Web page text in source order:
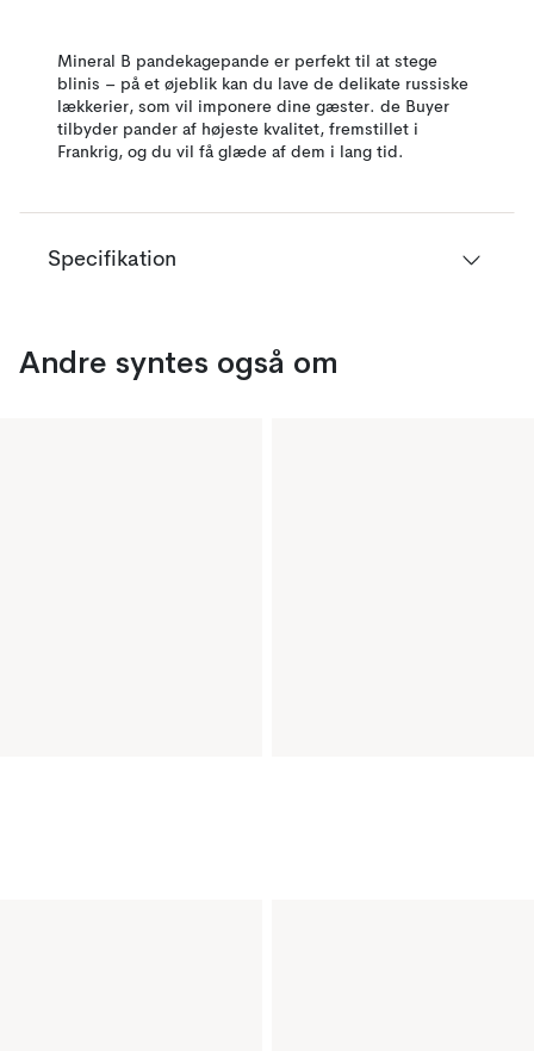
Mineral B pandekagepande er perfekt til at stege
blinis – på et øjeblik kan du lave de delikate russiske
lækkerier, som vil imponere dine gæster. de Buyer
tilbyder pander af højeste kvalitet, fremstillet i
Frankrig, og du vil få glæde af dem i lang tid.
Specifikation
Andre syntes også om